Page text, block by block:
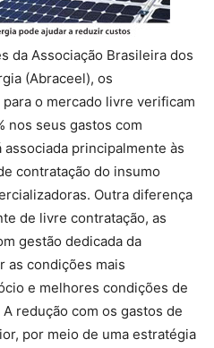
da Associação Brasileira dos
(Abraceel), os
o mercado livre verificam
nos seus gastos com
principalmente às
contratação do insumo
Outra diferença
de livre contratação, as
gestão dedicada da
as condições mais
e melhores condições de
redução com os gastos de
por meio de uma estratégia